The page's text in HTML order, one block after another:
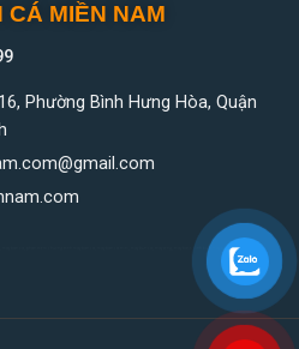
CÁ MIỀN NAM
Phường Bình Hưng Hòa, Quận
ban ca, phan mem chuong trinh may ban ca, may ban ca mini, máy bắn cá, máy xèng, máy bass, linh kiện máy bắn cá,